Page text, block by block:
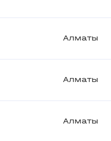
Алматы
Алматы
Алматы